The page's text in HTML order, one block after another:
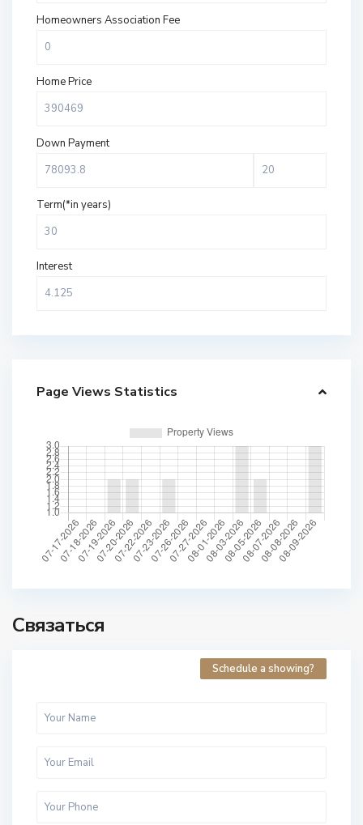
Homeowners Association Fee
Home Price
Down Payment
Term(*in years)
Interest
Page Views Statistics
Связаться
Schedule a showing?